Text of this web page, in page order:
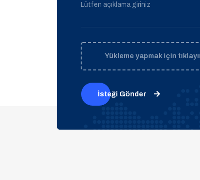
Lütfen açıklama giriniz
Yükleme yapmak için
İsteği Gönder